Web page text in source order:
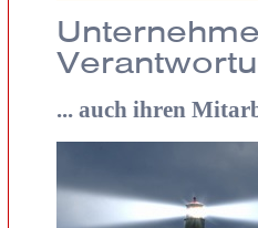
... auch ihren